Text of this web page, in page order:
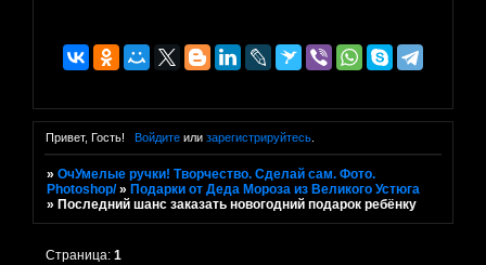
Привет, Гость! Войдитеили зарегистрируйтесь.
»ОчУмелые ручки! Творчество. Сделай сам. Фото.
Photoshop/ » Подарки от Деда Мороза из Великого Устюга
» Последний шанс заказать новогодний подарок ребёнку
Страница:1